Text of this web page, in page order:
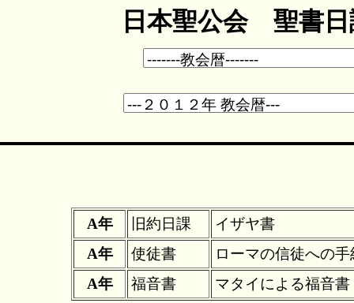
日本聖公会 聖書
A年 旧約日課
イザヤ書
A年
使徒書
ローマの信徒への手
A年
福音書 マタイによる福音書